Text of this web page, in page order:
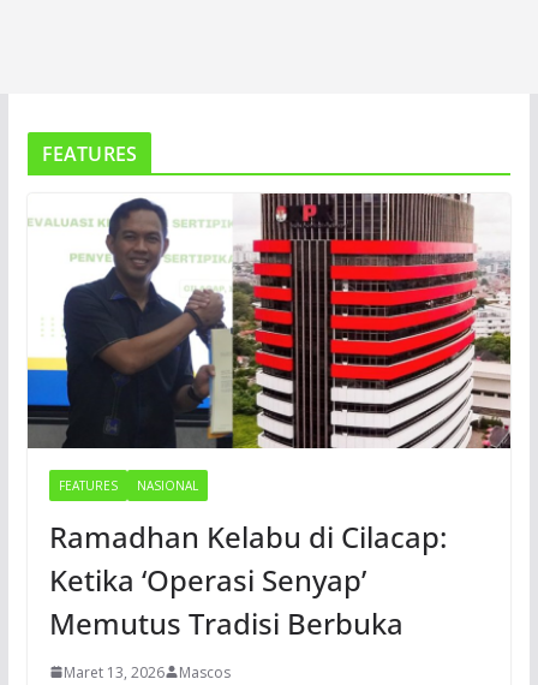
FEATURES
FEATURES NASIONAL
Ramadhan Kelabu di Cilacap:
Ketika ‘Operasi Senyap’
Memutus Tradisi Berbuka
Maret 13, 2026 Mascos